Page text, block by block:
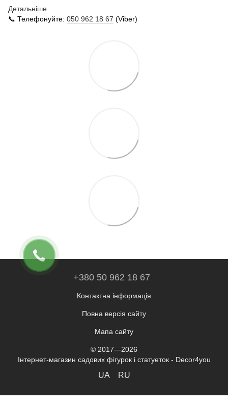
Детальніше
📞 Телефонуйте: 050 962 18 67 (Viber)
+380 50 962 18 67
Контактна інформація
Повна версія сайту
Мапа сайту
© 2017—2026
Інтернет-магазин садових фігурок і статуеток - Decor4you
UA RU